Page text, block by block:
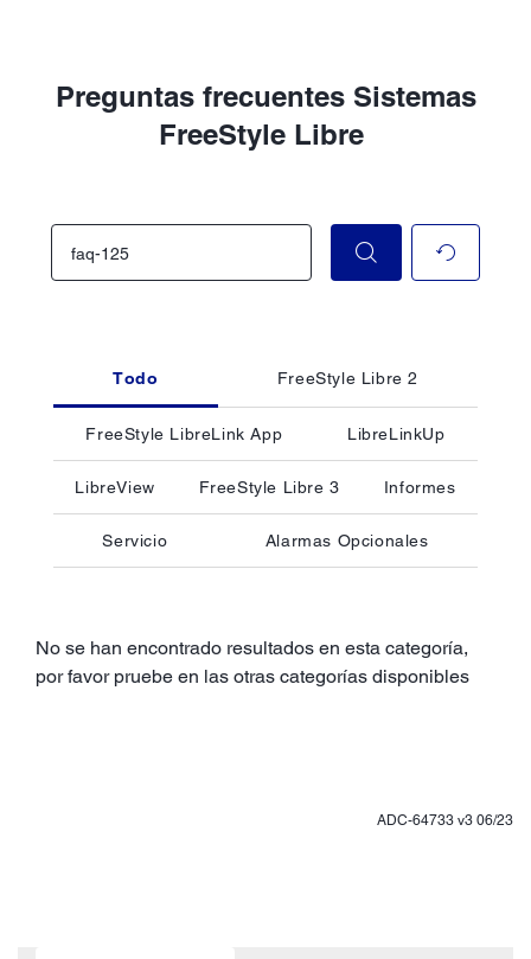
Preguntas frecuentes Sistemas
FreeStyle Libre
Todo FreeStyle Libre 2
FreeStyle LibreLink App LibreLinkUp
LibreView FreeStyle Libre 3 Informes
Servicio Alarmas Opcionales
No se han encontrado resultados en esta categoría,
por favor pruebe en las otras categorías disponibles
ADC-64733 v3 06/23